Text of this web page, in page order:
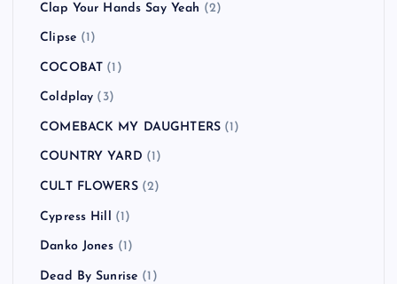
Clap Your Hands Say Yeah (2)
Clipse (1)
COCOBAT (1)
Coldplay (3)
COMEBACK MY DAUGHTERS (1)
COUNTRY YARD (1)
CULT FLOWERS(2)
Cypress Hill (1)
Danko Jones (1)
Dead By Sunrise (1)